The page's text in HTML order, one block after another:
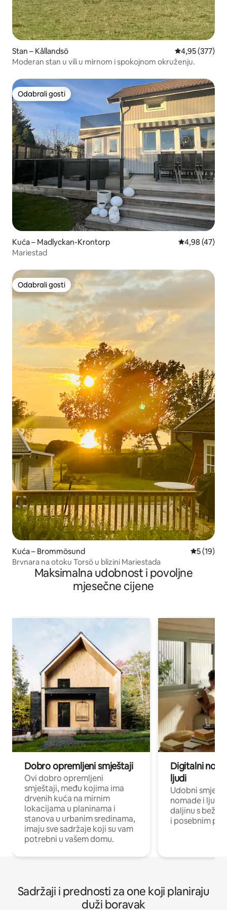
Stan – Kållandsö Prosječna
4,95 (377)
Moderan stan u vili u mirnom i spokojnom okruženju.
Odabrali gosti
Odabrali gosti
Kuća – Madlyckan-Krontorp Prosječna
4,98 (47)
Mariestad
Odabrali gosti
Odabrali gosti
Kuća – Brommösund Prosječna
5 (19)
Brvnara na otoku Torsö u blizini Mariestada
Maksimalna udobnost i povoljne
mjesečne cijene
Dobro opremljeni smještaji
Ovi dobro opremljeni
smještaji, među kojima ima
drvenih kuća na mirnim
lokacijama u planinama i
stanova u urbanim sredinama,
imaju sve sadržaje koji su vam
potrebni u vašem domu.
Digitalni
ljudi
Udobni
nomade i ljude
daljinu s
i posebnim
Sadržaji i prednosti za one koji planiraju
duži boravak